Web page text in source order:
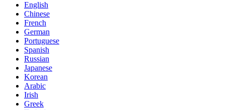
English
Chinese
French
German
Portuguese
Spanish
Russian
Japanese
Korean
Arabic
Irish
Greek